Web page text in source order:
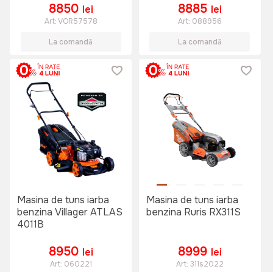
8850 lei
Art:VOR57578
La comandă
8885 lei
Art: 088956
La comandă
Masina de tuns iarba
benzina Villager ATLAS
4011B
8950 lei
Art: 060221
Masina de tuns iarba
benzina Ruris RX311S
8999 lei
Art: 311s2022